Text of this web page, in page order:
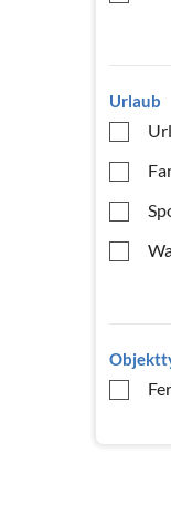
Urlaub